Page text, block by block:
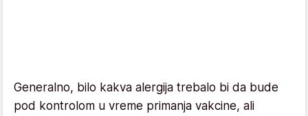
Generalno, bilo kakva alergija trebalo bi da bude
pod kontrolom u vreme primanja vakcine, ali